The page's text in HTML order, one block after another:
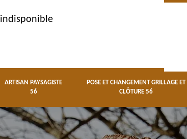
indisponible
ARTISAN PAYSAGISTE
56
POSE ET CHANGEMENT GRILLAGE ET
CLÔTURE 56